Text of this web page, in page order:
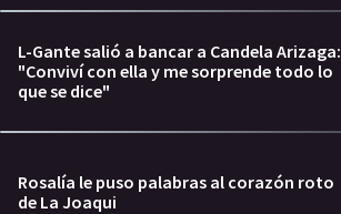
L-Gante salió a bancar a Candela Arizaga:
"Conviví con ella y me sorprende todo lo
que se dice"
Rosalía le puso palabras al corazón roto
de La Joaqui